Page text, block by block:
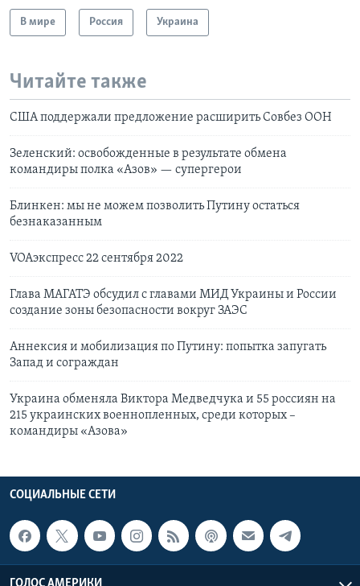
В мире Россия Украина
Читайте также
США поддержали предложение расширить Совбез ООН
Зеленский: освобожденные в результате обмена
командиры полка «Азов» — супергерои
Блинкен: мы не можем позволить Путину остаться
безнаказанным
VOAэкспресс 22 сентября 2022
Глава МАГАТЭ обсудил с главами МИД Украины и России
создание зоны безопасности вокруг ЗАЭС
Аннексия и мобилизация по Путину: попытка запугать
Запад и сограждан
Украина обменяла Виктора Медведчука и 55 россиян на
215 украинских военнопленных, среди которых –
командиры «Азова»
СОЦИАЛЬНЫЕ СЕТИ
ГОЛОС АМЕРИКИ